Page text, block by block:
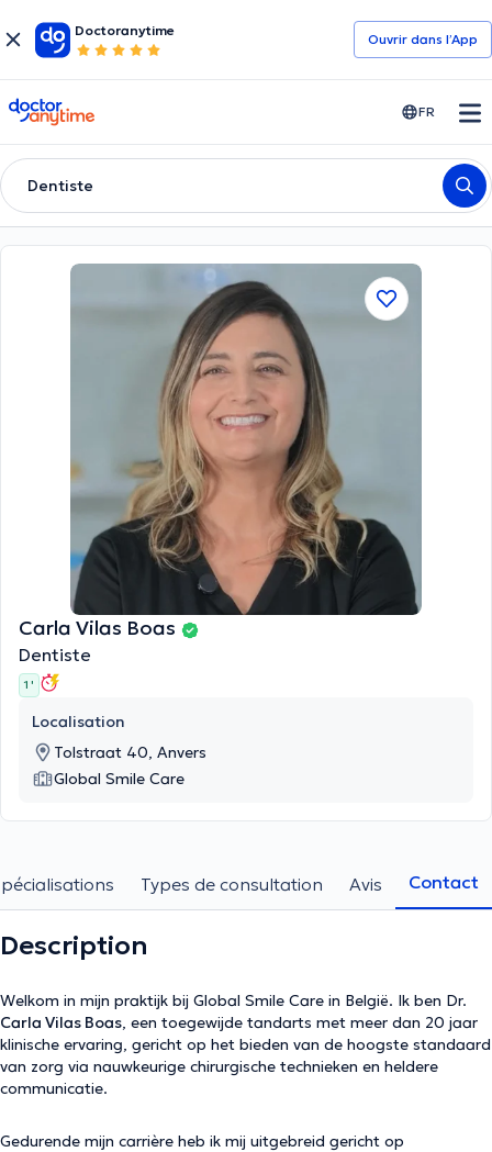
Doctoranytime
Ouvrir dans l’App
doctoranytime FR
Dentiste
Carla Vilas Boas
Dentiste
1 '
Localisation
Tolstraat 40, Anvers
Global Smile Care
Types de consultation Avis Contact
Description
Welkom in mijn praktijk bij Global Smile Care in België. Ik ben Dr.
Carla Vilas Boas, een toegewijde tandarts met meer dan 20 jaar
klinische ervaring, gericht op het bieden van de hoogste standaard
van zorg via nauwkeurige chirurgische technieken en heldere
communicatie.
Gedurende mijn carrière heb ik mij uitgebreid gericht op